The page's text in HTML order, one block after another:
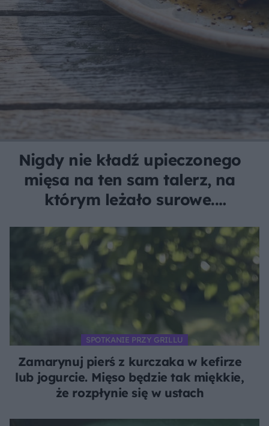
Nigdy nie kładź upieczonego
mięsa na ten sam talerz, na
którym leżało surowe.
rodziny
SPOTKANIE PRZY GRILLU
Zamarynuj pierś z kurczaka w kefirze
lub jogurcie. Mięso będzie tak miękkie,
że rozpłynie się w ustach